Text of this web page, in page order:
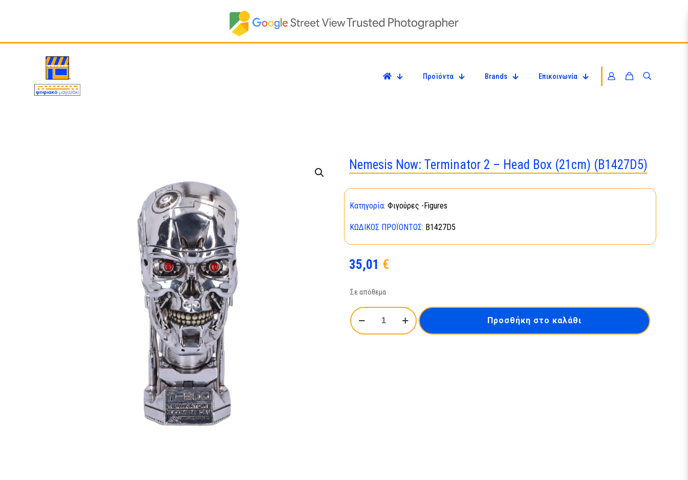
Προϊόντα Brands Επικοινωνία
Nemesis Now: Terminator 2 – Head Box (21cm) (B1427D5)
Κατηγορία: Φιγούρες -Figures
ΚΩΔΙΚΌΣ ΠΡΟΪΌΝΤΟΣ: B1427D5
35,01 €
Σε απόθεμα
Nemesis
Now:
Προσθήκη στο καλάθι